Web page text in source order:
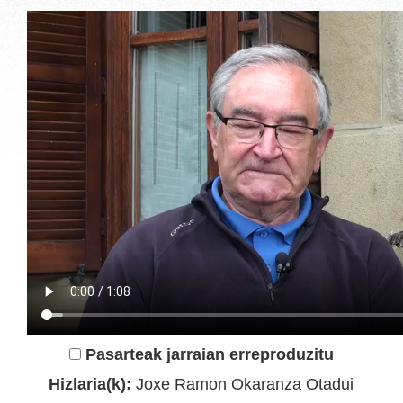
Pasarteak jarraian erreproduzitu
Hizlaria(k): Joxe Ramon Okaranza Otadui